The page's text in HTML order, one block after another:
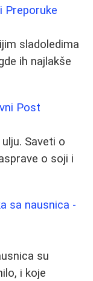
Preporuke
sladoledima
ih najlakše
Post
Saveti o
o soji i
sa nausnica -
su
i koje